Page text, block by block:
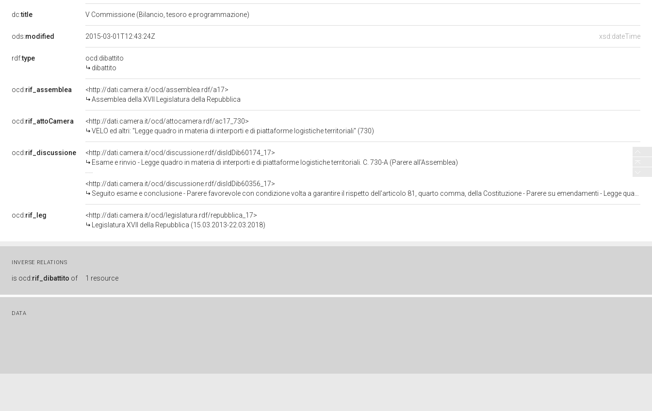
dc:title V Commissione (Bilancio, tesoro e programmazione)
ods:modified xsd:dateTime
2015-03-01T12:43:24Z
rdf:type
ocd:dibattito
dibattito
ocd:rif_assemblea
<http://dati.camera.it/ocd/assemblea.rdf/a17>
Assemblea della XVII Legislatura della Repubblica
ocd:rif_attoCamera
<http://dati.camera.it/ocd/attocamera.rdf/ac17_730>
VELO ed altri: "Legge quadro in materia di interporti e di piattaforme logistiche territoriali" (730)
ocd:rif_discussione
<http://dati.camera.it/ocd/discussione.rdf/disIdDib60174_17>
Esame e rinvio - Legge quadro in materia di interporti e di piattaforme logistiche territoriali. C. 730-A (Parere all'Assemblea)
<http://dati.camera.it/ocd/discussione.rdf/disIdDib60356_17>
Seguito esame e conclusione - Parere favorevole con condizione volta a garantire il rispetto dell'articolo 81, quarto comma, della Costituzione - Parere su emendamenti - Legge quadro in materia di interporti e di piattaforme logistiche territoriali. C. 730-A (Parere all'Assemblea)
ocd:rif_leg
<http://dati.camera.it/ocd/legislatura.rdf/repubblica_17>
Legislatura XVII della Repubblica (15.03.2013-22.03.2018)
INVERSE RELATIONS
is ocd:rif_dibattito of 1 resource
DATA